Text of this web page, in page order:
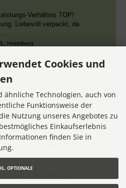
leider falsche Farben,
Nummern trugen.
13.07.2026
Cookies und
ähnliche Technologien, auch von
Funktionsweise der
Nutzung unseres Angebotes zu
Einkaufserlebnis
finden Sie in
OPTIONALE